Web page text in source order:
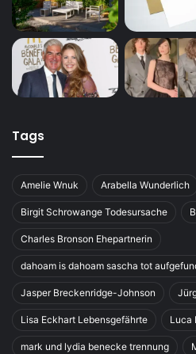
Tags
Amelie Wnuk Arabella Wunderlich
Birgit Schrowange Todesursache
Charles Bronson Ehepartnerin
dahoam is dahoam sascha tot
Jasper Breckenridge-Johnson
Lisa Eckhart Lebensgefährte Luca
mark und lydia benecke trennung